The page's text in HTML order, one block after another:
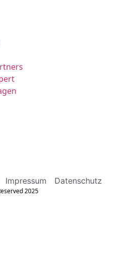
Impressum Datenschutz
2025